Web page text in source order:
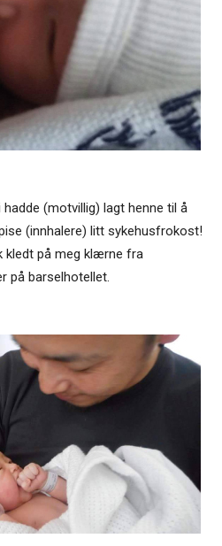
(motvillig) lagt henne til å
(innhalere) litt sykehusfrokost!
kledt på meg klærne fra
på barselhotellet.